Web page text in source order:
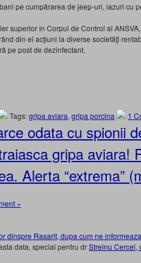
pe cumpărarea de jeep-uri, iazuri cu
superior în Corpul de Control al
din ei acţiuni la diverse societăţi
pe post de dezinfectant.
Tags:gripa aviara, gripa porcina 1
odata cu spionii
gripa aviara!
Alerta “extrema”
»
dinspre Rasarit, dupa cum ne
data, special pentru drStreinu Cercel,